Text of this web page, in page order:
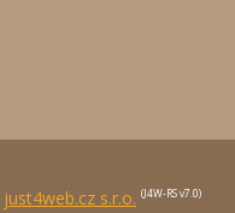
just4web.cz s.r.o. (J4W-RS v7.0)